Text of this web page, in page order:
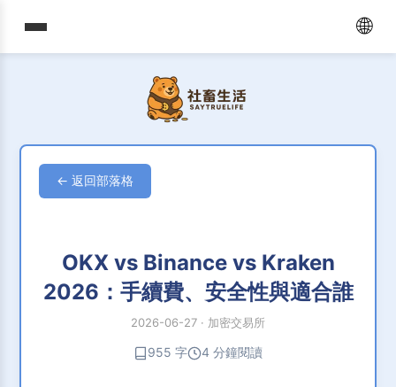
🌐
← 返回部落格
OKX vs Binance vs Kraken
2026：手續費、安全性與適合誰
2026-06-27 · 加密交易所
955 字 4 分鐘閱讀